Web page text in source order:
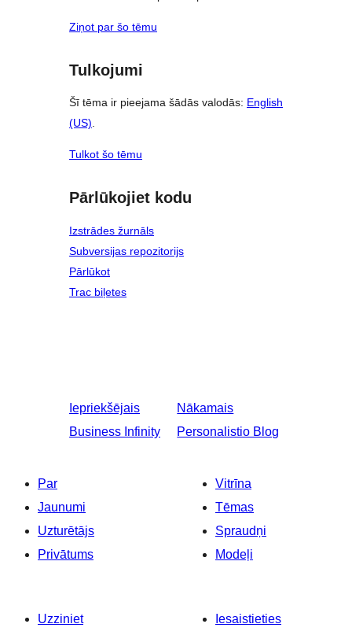
Ziņot par šo tēmu
Tulkojumi
Šī tēma ir pieejama šādās valodās: English
(US).
Tulkot šo tēmu
Pārlūkojiet kodu
Izstrādes žurnāls
Subversijas repozitorijs
Pārlūkot
Trac biļetes
Iepriekšējais
Business Infinity
Nākamais
Personalistio Blog
Par
Jaunumi
Uzturētājs
Privātums
Vitrīna
Tēmas
Spraudņi
Modeļi
Uzziniet
Iesaistieties